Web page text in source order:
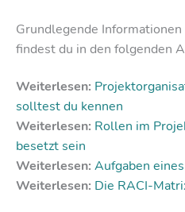
Grundlegende
findest du in den folgenden
Weiterlesen:
solltest du kennen
Weiterlesen: Rollen im
besetzt sein
Weiterlesen: Aufgaben
Weiterlesen: Die RACI-